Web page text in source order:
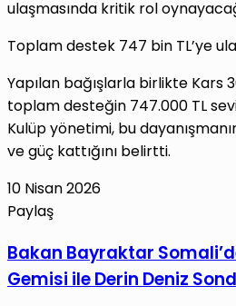
ulaşmasında kritik rol
Toplam destek 747 bin TL’ye
Yapılan bağışlarla birlikte Kars
toplam desteğin 747.000 TL
Kulüp yönetimi, bu
ve güç kattığını belirtti.
10 Nisan 2026
Paylaş
Posta
ile
Bakan
Bayraktar
Bakan Bayraktar
Gemisi ile Derin Deniz